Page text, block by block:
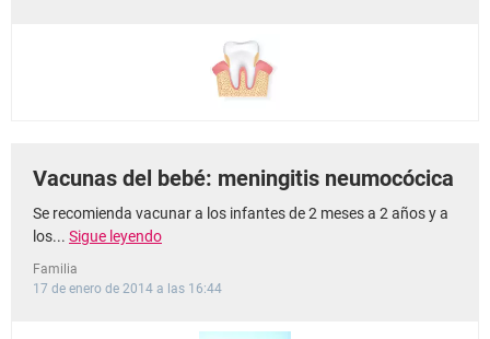
Vacunas del bebé: meningitis neumocócica
Se recomienda vacunar a los infantes de 2 meses a 2 años y a
los... Sigue leyendo
Familia
17 de enero de 2014 a las 16:44